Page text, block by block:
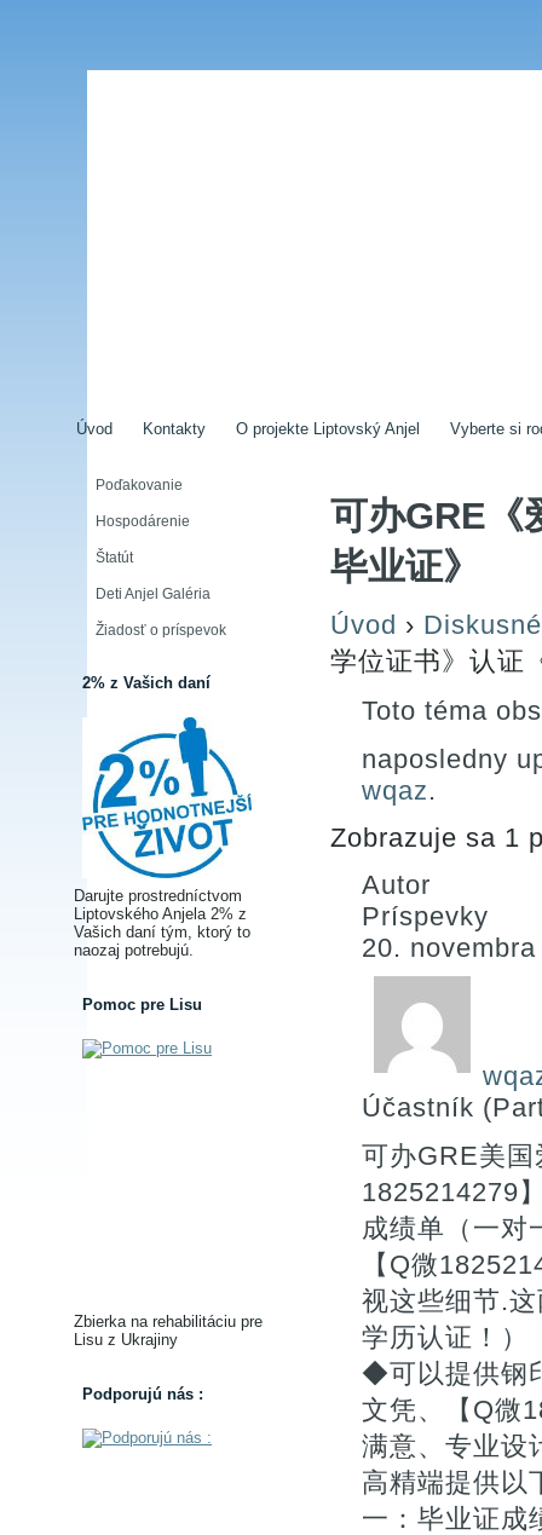
Úvod Kontakty O projekte Liptovský Anjel Vyberte si
Poďakovanie
Hospodárenie
Štatút
Deti Anjel Galéria
Žiadosť o príspevok
2% z Vašich daní
Darujte prostredníctvom
Liptovského Anjela 2% z
Vašich daní tým, ktorý to
naozaj potrebujú.
Pomoc pre Lisu
Zbierka na rehabilitáciu pre
Lisu z Ukrajiny
Podporujú nás :
可办GRE《
毕业证》
Úvod ›
学位证书》认证
Toto téma
naposledny
wqaz.
Zobrazuje sa 1
Autor
Príspevky
20.
Účastník
可办GRE美
1825214279
成绩单（一对
【Q微
视这些细节.
学历认证！
◆可以提供钢
文凭、【Q微
满意、专业设
高精端提供以
一：毕业证成